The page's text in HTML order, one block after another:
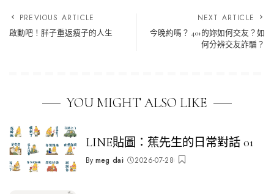
PREVIOUS ARTICLE
啟動吧！胖子重返瘦子的人生
NEXT ARTICLE
今晚約嗎？ 40+的妳如何交友？如
何分辨交友詐騙？
YOU MIGHT ALSO LIKE
LINE貼圖：蕉先生的日常對話 01
Posted
By meg dai 2026-07-28